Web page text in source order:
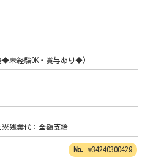
◆未経験OK・賞与あり◆)
※残業代：全額支給
w34240300429